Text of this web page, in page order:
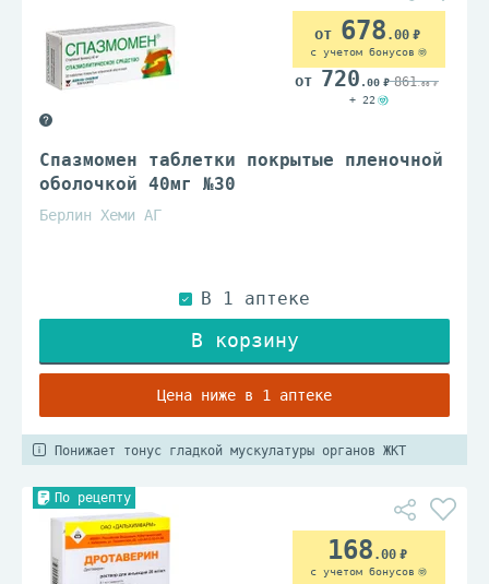
Спазмомен таблетки покрытые пленочной
оболочкой 40мг №30
Берлин Хеми АГ
В наличии в 1 аптеке
Цена ниже в 1 аптеке
678 .00
с учетом бонусов
720 .00 861.00
+ 22
Понижает тонус гладкой мускулатуры органов ЖКТ
По рецепту
168 .00
с учетом бонусов